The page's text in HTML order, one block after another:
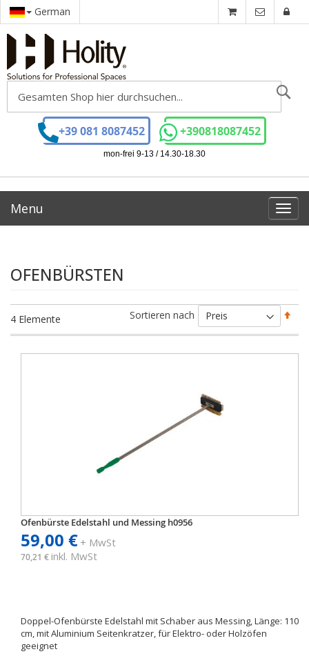
German
+39 081 8087452 +390818087452
mon-frei 9-13 / 14.30-18.30
Menu
OFENBÜRSTEN
4 Elemente Sortieren nach
Ofenbürste Edelstahl und Messing h0956
59,00 €+ MwSt
70,21 € inkl. MwSt
Doppel-Ofenbürste Edelstahl mit Schaber aus Messing, Länge: 110
cm, mit Aluminium Seitenkratzer, für Elektro- oder Holzöfen
geeignet